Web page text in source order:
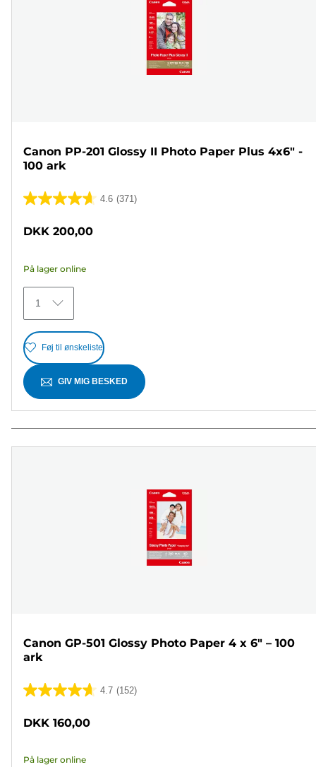
Canon PP-201 Glossy II Photo Paper Plus 4x6" -
100 ark
4.6 (371)
4.6
stjerner.
371
anmeldelser
DKK 200,00
På lager online
1
Føj til ønskeliste
GIV MIG BESKED
Canon GP-501 Glossy Photo Paper 4 x 6" – 100
ark
4.7 (152)
4.7
af
DKK 160,00
På lager online